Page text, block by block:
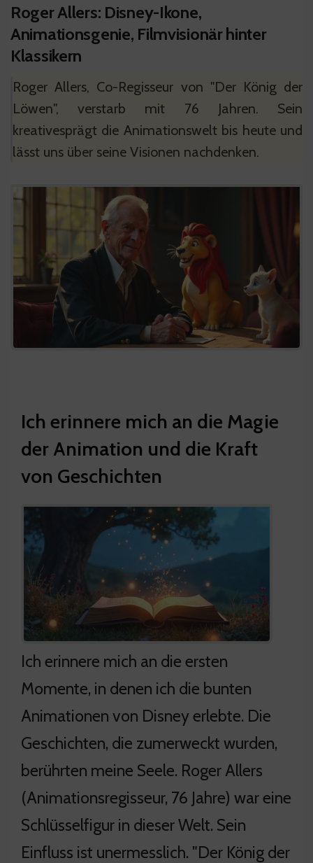
Roger Allers: Disney-Ikone,
Animationsgenie, Filmvisionär hinter
Klassikern
Roger Allers, Co-Regisseur von "Der König der
Löwen", verstarb mit 76 Jahren. Sein
kreativesprägt die Animationswelt bis heute und
lässt uns über seine Visionen nachdenken.
Ich erinnere mich an die Magie
der Animation und die Kraft
von Geschichten
Ich erinnere mich an die ersten
Momente, in denen ich die bunten
Animationen von Disney erlebte. Die
Geschichten, die zumerweckt wurden,
berührten meine Seele. Roger Allers
(Animationsregisseur, 76 Jahre) war eine
Schlüsselfigur in dieser Welt. Sein
Einfluss ist unermesslich. "Der König der